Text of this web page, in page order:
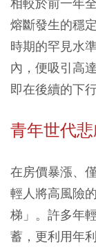
熔斷發生的穩
時期的罕見水
內，便吸引高
即在後續的下
青年世代
在房價暴漲、
輕人將高風險
梯」。許多年
蓄，更利用年